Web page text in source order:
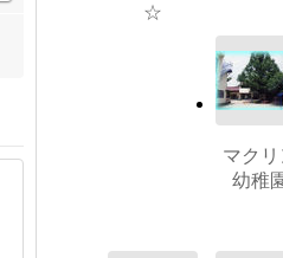
☆
マクリ
幼稚